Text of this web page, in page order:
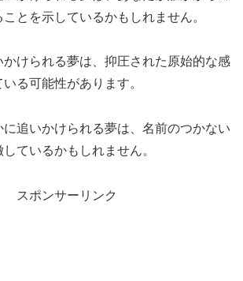
とを示しているかもしれません。
けられる夢は、抑圧された原始的な感
る可能性があります。
に追いかけられる夢は、名前のつかない
ているかもしれません。
スポンサーリンク